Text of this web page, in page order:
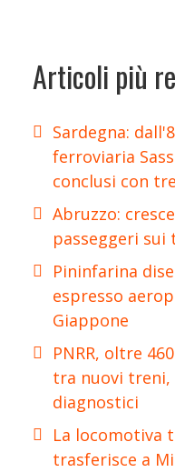
Articoli più
Sardegna:
ferroviaria
conclusi con
Abruzzo:
passeggeri
Pininfarina
espresso
Giappone
PNRR, oltre
tra nuovi treni,
diagnostici
La locomotiva
trasferisce a